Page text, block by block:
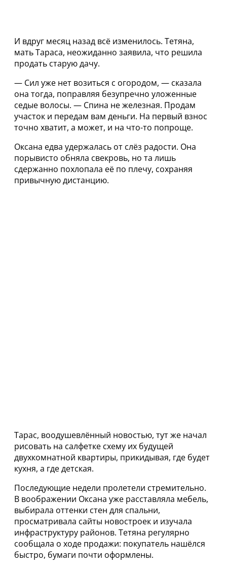
И вдруг месяц назад всё изменилось. Тетяна,
мать Тараса, неожиданно заявила, что решила
продать старую дачу.
— Сил уже нет возиться с огородом, — сказала
она тогда, поправляя безупречно уложенные
седые волосы. — Спина не железная. Продам
участок и передам вам деньги. На первый взнос
точно хватит, а может, и на что-то попроще.
Оксана едва удержалась от слёз радости. Она
порывисто обняла свекровь, но та лишь
сдержанно похлопала её по плечу, сохраняя
привычную дистанцию.
Тарас, воодушевлённый новостью, тут же начал
рисовать на салфетке схему их будущей
двухкомнатной квартиры, прикидывая, где будет
кухня, а где детская.
Последующие недели пролетели стремительно.
В воображении Оксана уже расставляла мебель,
выбирала оттенки стен для спальни,
просматривала сайты новостроек и изучала
инфраструктуру районов. Тетяна регулярно
сообщала о ходе продажи: покупатель нашёлся
быстро, бумаги почти оформлены.